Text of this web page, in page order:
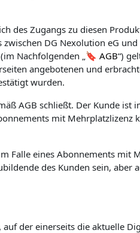
Zugangs zu diesen
zwischen DG Nexolution eG und
Nachfolgenden „
AGB“)
angebotenen und
wurden.
AGB schließt. Der Kunde ist
mit
Falle eines Abonnements mit
des Kunden sein,
der einerseits die aktuelle